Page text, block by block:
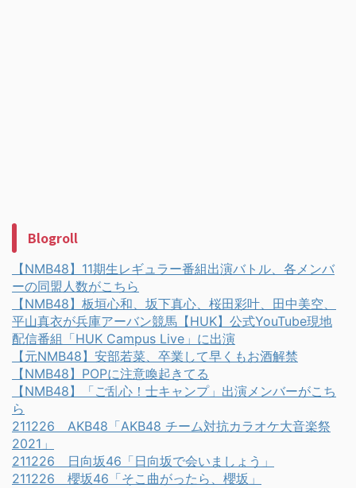
Blogroll
【NMB48】11期生レギュラー番組出演バトル、各メンバ
ーの同盟人数がこちら
【NMB48】板垣心和、坂下真心、桜田彩叶、田中美空、
平山真衣が兵庫アーバン競馬【HUK】公式YouTube現地
配信番組「HUK Campus Live」に出演
【元NMB48】安部若菜、卒業して早くもお酒解禁
【NMB48】POPに注意喚起きてる
【NMB48】「ご乱心！士キャンプ」出演メンバーがこち
ら
211226 AKB48「AKB48 チーム対抗カラオケ大音楽祭
2021」
211226 日向坂46「日向坂で会いましょう」
211226 櫻坂46「そこ曲がったら、櫻坂」